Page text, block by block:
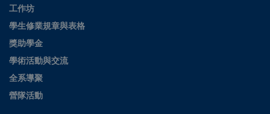
工作坊
學生修業規章與表格
獎助學金
學術活動與交流
全系導聚
營隊活動